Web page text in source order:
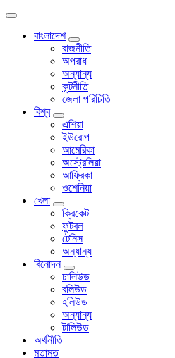
বাংলাদেশ
রাজনীতি
অপরাধ
অন্যান্য
কূটনীতি
জেলা পরিচিতি
বিশ্ব
এশিয়া
ইউরোপ
আমেরিকা
অস্ট্রেলিয়া
আফ্রিকা
ওশেনিয়া
খেলা
ক্রিকেট
ফুটবল
টেনিস
অন্যান্য
বিনোদন
ঢালিউড
বলিউড
হলিউড
অন্যান্য
টালিউড
অর্থনীতি
মতামত